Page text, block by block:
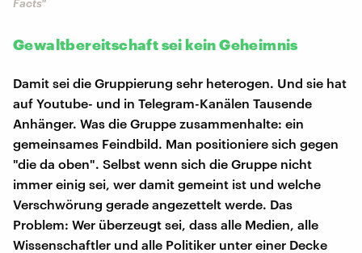
Gewaltbereitschaft sei kein Geheimnis
Damit sei die Gruppierung sehr heterogen. Und sie hat
auf Youtube- und in Telegram-Kanälen Tausende
Anhänger. Was die Gruppe zusammenhalte: ein
gemeinsames Feindbild. Man positioniere sich gegen
"die da oben". Selbst wenn sich die Gruppe nicht
immer einig sei, wer damit gemeint ist und welche
Verschwörung gerade angezettelt werde. Das
Problem: Wer überzeugt sei, dass alle Medien, alle
Wissenschaftler und alle Politiker unter einer Decke